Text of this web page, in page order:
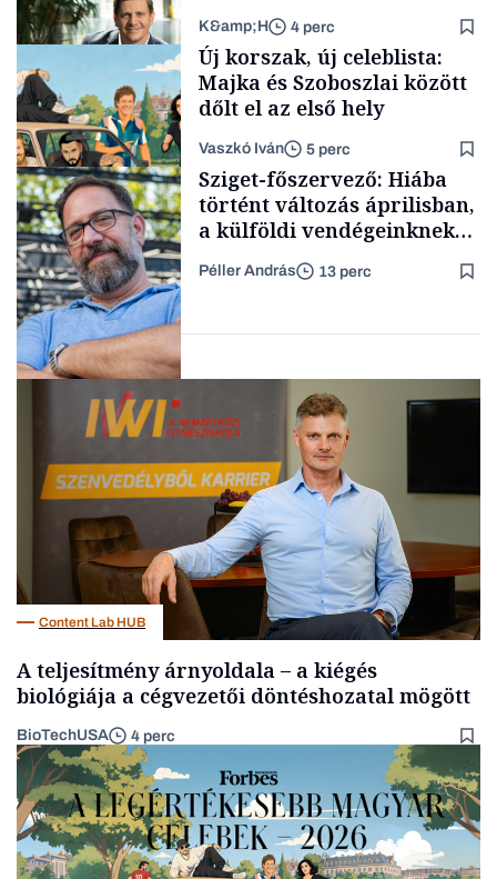
Forbes-sztori
TÁMOGATÓI
TARTALOM
K&amp;H 4 perc
Lista
Új korszak, új celeblista:
Majka és Szoboszlai között
dőlt el az első hely
Vaszkó Iván 5 perc
Sziget-főszervező: Hiába
történt változás áprilisban,
a külföldi vendégeinknek
idő kell, hogy új képet
alakítsanak ki
Péller András 13 perc
Content Lab HUB
A teljesítmény árnyoldala – a kiégés
biológiája a cégvezetői döntéshozatal mögött
BioTechUSA 4 perc